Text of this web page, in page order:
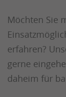
Möchten Sie
erfahren?
gerne
daheim für